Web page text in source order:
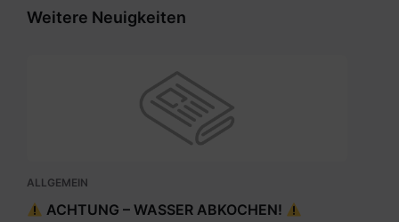
Weitere Neuigkeiten
ALLGEMEIN
ACHTUNG – WASSER ABKOCHEN!